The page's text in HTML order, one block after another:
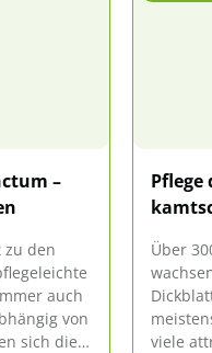
–
zu den
auch
von
sich die
Pflege
Über
viele